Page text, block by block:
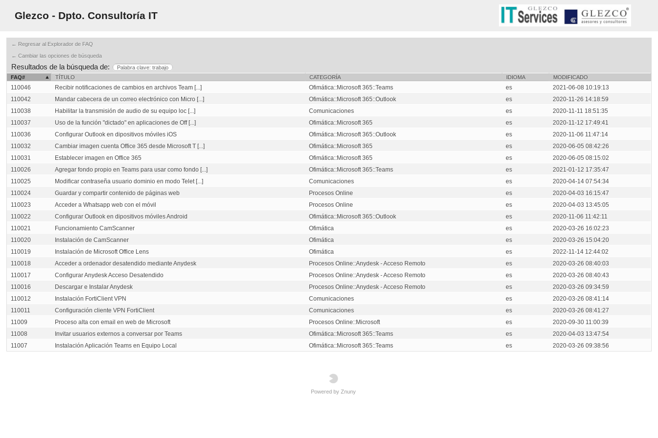
Glezco - Dpto. Consultoría IT
← Regresar al Explorador de FAQ
← Cambiar las opciones de búsqueda
Resultados de la búsqueda de:
Palabra clave: trabajo
FAQ#
TÍTULO CATEGORÍA IDIOMA MODIFICADO
110046 Recibir notificaciones de cambios en archivos Team [...] Ofimática::Microsoft 365::Teams es
2021-06-08 10:19:13
110042
Mandar cabecera de un correo electrónico con Micro [...] Ofimática::Microsoft 365::Outlook es
2020-11-26 14:18:59
110038
Habilitar la transmisión de audio de su equipo loc [...] Comunicaciones es
2020-11-11 18:51:35
110037
Uso de la función "dictado" en aplicaciones de Off [...] Ofimática::Microsoft 365 es
2020-11-12 17:49:41
110036
Configurar Outlook en dipositivos móviles iOS Ofimática::Microsoft 365::Outlook es
2020-11-06 11:47:14
110032
Cambiar imagen cuenta Office 365 desde Microsoft T [...] Ofimática::Microsoft 365 es
2020-06-05 08:42:26
110031
Establecer imagen en Office 365 Ofimática::Microsoft 365 es
2020-06-05 08:15:02
110026
Agregar fondo propio en Teams para usar como fondo [...] Ofimática::Microsoft 365::Teams es
2021-01-12 17:35:47
110025
Modificar contraseña usuario dominio en modo Telet [...] Comunicaciones es
2020-04-14 07:54:34
110024
Guardar y compartir contenido de páginas web Procesos Online es
2020-04-03 16:15:47
110023
Acceder a Whatsapp web con el móvil Procesos Online es
2020-04-03 13:45:05
110022
Configurar Outlook en dipositivos móviles Android Ofimática::Microsoft 365::Outlook es
2020-11-06 11:42:11
110021
Funcionamiento CamScanner Ofimática es
2020-03-26 16:02:23
110020
Instalación de CamScanner Ofimática es
2020-03-26 15:04:20
110019
Instalación de Microsoft Office Lens Ofimática es
2022-11-14 12:44:02
110018
Acceder a ordenador desatendido mediante Anydesk Procesos Online::Anydesk - Acceso Remoto es
2020-03-26 08:40:03
110017
Configurar Anydesk Acceso Desatendido Procesos Online::Anydesk - Acceso Remoto es
2020-03-26 08:40:43
110016
Descargar e Instalar Anydesk Procesos Online::Anydesk - Acceso Remoto es
2020-03-26 09:34:59
110012
Instalación FortiClient VPN Comunicaciones es
2020-03-26 08:41:14
110011
Configuración cliente VPN FortiClient Comunicaciones es
2020-03-26 08:41:27
11009
Proceso alta con email en web de Microsoft Procesos Online::Microsoft es
2020-09-30 11:00:39
11008
Invitar usuarios externos a conversar por Teams Ofimática::Microsoft 365::Teams es
2020-04-03 13:47:54
11007
Instalación Aplicación Teams en Equipo Local Ofimática::Microsoft 365::Teams es 2020-03-26 09:38:56
Powered by Znuny